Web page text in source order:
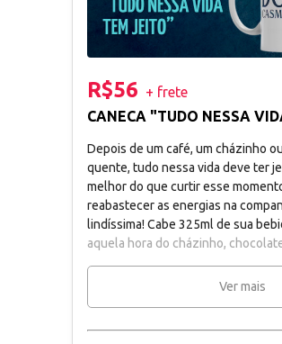
R$56 + frete
CANECA "TUDO NESSA
Depois de um café, um cházinho
quente, tudo nessa vida deve ter
melhor do que curtir esse
reabastecer as energias na
lindíssima! Cabe 325ml de sua
aquela hora do cházinho,
luta) vai ficar mais agradável,
Ver mais